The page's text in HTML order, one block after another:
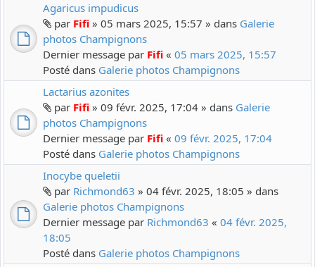
Agaricus impudicus
par Fifi » 05 mars 2025, 15:57 » dans Galerie
photos Champignons
Dernier message par Fifi « 05 mars 2025, 15:57
Posté dans Galerie photos Champignons
Lactarius azonites
par Fifi » 09 févr. 2025, 17:04 » dans Galerie
photos Champignons
Dernier message par Fifi « 09 févr. 2025, 17:04
Posté dans Galerie photos Champignons
Inocybe queletii
par Richmond63 » 04 févr. 2025, 18:05 » dans
Galerie photos Champignons
Dernier message par Richmond63 « 04 févr. 2025,
18:05
Posté dans Galerie photos Champignons